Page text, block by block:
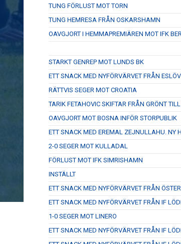
TUNG FÖRLUST MOT TORN
TUNG HEMRESA FRÅN OSKARSHAMN
OAVGJORT I HEMMAPREMIÄREN MOT IFK
STARKT GENREP MOT LUNDS BK
ETT SNACK MED NYFÖRVÄRVET FRÅN
RÄTTVIS SEGER MOT CROATIA
TARIK FETAHOVIC SKIFTAR FRÅN GRÖNT
OAVGJORT MOT BOSNA INFÖR STORPUBLIK
ETT SNACK MED EREMAL ZEJNULLAHU. NY
2-0 SEGER MOT KULLADAL
FÖRLUST MOT IFK SIMRISHAMN
INSTÄLLT
ETT SNACK MED NYFÖRVÄRVET FRÅN
ETT SNACK MED NYFÖRVÄRVET FRÅN IF
1-0 SEGER MOT LINERO
ETT SNACK MED NYFÖRVÄRVET FRÅN IF